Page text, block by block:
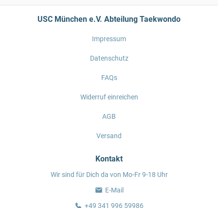
USC München e.V. Abteilung Taekwondo
Impressum
Datenschutz
FAQs
Widerruf einreichen
AGB
Versand
Kontakt
Wir sind für Dich da von Mo-Fr 9-18 Uhr
E-Mail
+49 341 996 59986